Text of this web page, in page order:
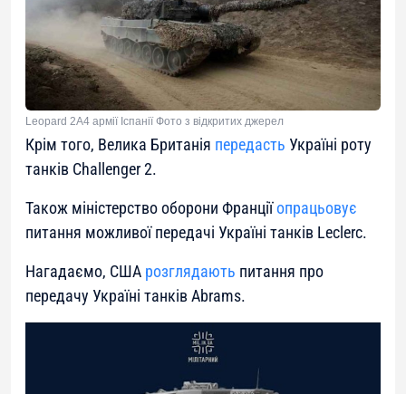
Leopard 2A4 армії Іспанії Фото з відкритих джерел
Крім того, Велика Британія передасть Україні роту
танків Challenger 2.
Також міністерство оборони Франціїопрацьовує
питання можливої передачі Україні танків Leclerc.
Нагадаємо, США розглядають питання про
передачу Україні танків Abrams.